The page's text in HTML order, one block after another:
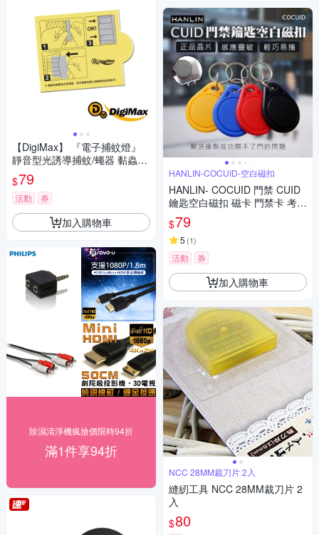
【DigiMax】 『電子捕蚊燈』
靜音型光誘導捕蚊/蠅器 黏蟲紙
補充包 UP-1A2 [ UP-1A1專用
款 ] [ 超強力黏蟲紙 ]
$79
活動 券
加入購物車
除濕清淨機瘋搶價限時94折
滿1件享94折
HANLIN-COCUID-空白磁扣
HANLIN- COCUID 門禁 CUID
鑰匙空白磁扣 磁卡 門禁卡 考勤
卡 電梯卡 停車卡 工作卡
$79
5 (1)
活動 券
加入購物車
NCC 28MM裁刀片 2入
縫紉工具 NCC 28MM裁刀片 2
入
$80